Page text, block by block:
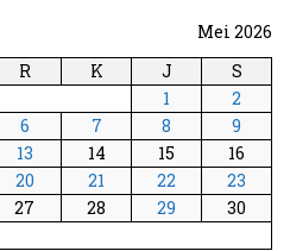
Mei 2026
R K J
S
1
2
6 7 8
9
13 14 15
16
20 21 22
23
27 28 29
30